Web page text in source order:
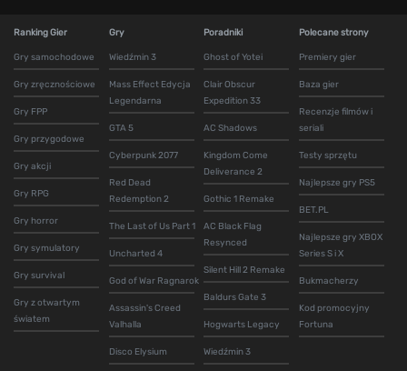
Ranking Gier
Gry samochodowe
Gry zręcznościowe
Gry FPP
Gry przygodowe
Gry akcji
Gry RPG
Gry horror
Gry symulatory
Gry survival
Gry z otwartym
światem
Gry
Wiedźmin 3
Mass Effect Edycja
Legendarna
GTA 5
Cyberpunk 2077
Red Dead
Redemption 2
The Last of Us Part 1
Uncharted 4
God of War Ragnarok
Assassin's Creed
Valhalla
Disco Elysium
Poradniki
Ghost of Yotei
Clair Obscur
Expedition 33
AC Shadows
Kingdom Come
Deliverance 2
Gothic 1 Remake
AC Black Flag
Resynced
Silent Hill 2 Remake
Baldurs Gate 3
Hogwarts Legacy
Wiedźmin 3
Polecane strony
Premiery gier
Baza gier
Recenzje filmów i
seriali
Testy sprzętu
Najlepsze gry PS5
BET.PL
Najlepsze gry XBOX
Series S i X
Bukmacherzy
Kod promocyjny
Fortuna